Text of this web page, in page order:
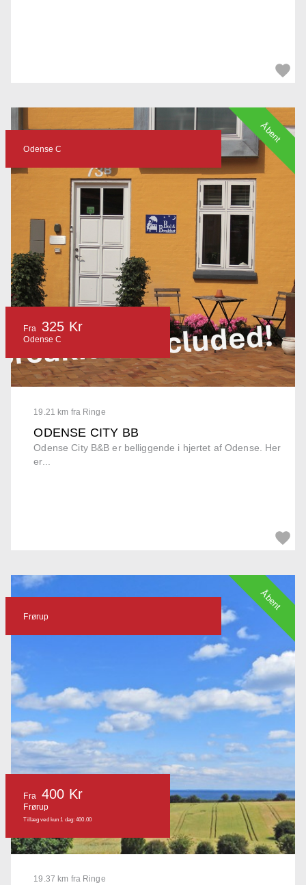
19.21 km fra Ringe
ODENSE CITY BB
Odense City B&B er belliggende i hjertet af Odense. Her
er...
Odense C
Fra 325 Kr
Odense C
Åbent
19.37 km fra Ringe
Frørup
Fra 400 Kr
Frørup
Tillæg ved kun 1 dag: 400.00
Åbent